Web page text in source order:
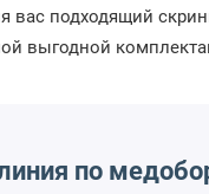
вас подходящий
выгодной
по